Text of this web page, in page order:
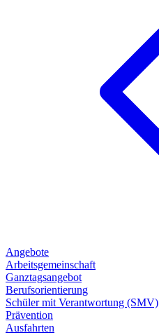
Angebote
Arbeitsgemeinschaft
Ganztagsangebot
Berufsorientierung
Schüler mit Verantwortung (SMV)
Prävention
Ausfahrten